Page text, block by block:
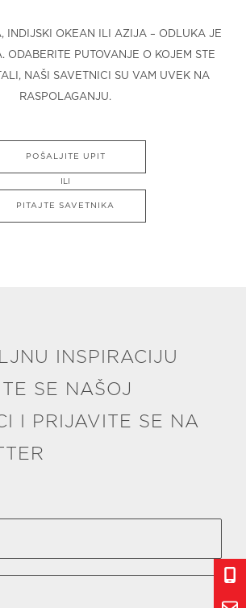
INDIJSKI OKEAN ILI AZIJA – ODLUKA JE
ODABERITE PUTOVANJE O KOJEM STE
NAŠI SAVETNICI SU VAM UVEK NA
RASPOLAGANJU.
POŠALJITE UPIT
PITAJTE SAVETNIKA
INSPIRACIJU
SE NAŠOJ
I PRIJAVITE SE NA